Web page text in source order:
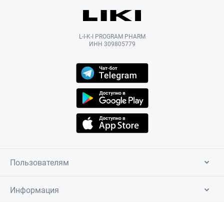
L-I-K-I PROGRAM PHARM
ИНН 309805779
Пользователям
Информация